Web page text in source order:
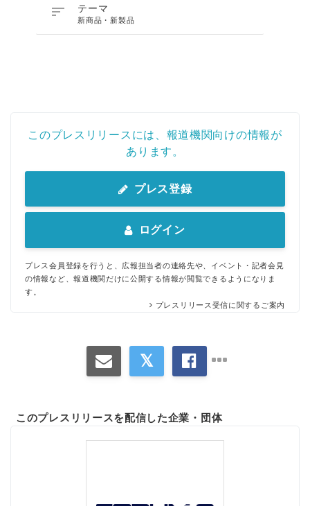
 テーマ
新商品・新製品
このプレスリリースには、報道機関向けの情報が
あります。
プレス登録
ログイン
プレス会員登録を行うと、広報担当者の連絡先や、イベント・記者会見
の情報など、報道機関だけに公開する情報が閲覧できるようになりま
す。
プレスリリース受信に関するご案内
このプレスリリースを配信した企業・団体